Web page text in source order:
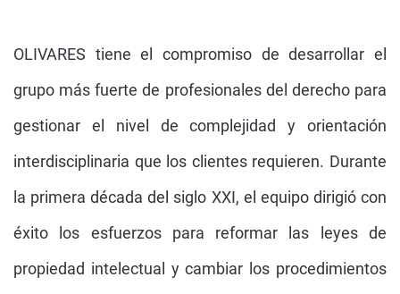
OLIVARES tiene el compromiso de desarrollar el
grupo más fuerte de profesionales del derecho para
gestionar el nivel de complejidad y orientación
interdisciplinaria que los clientes requieren. Durante
la primera década del siglo XXI, el equipo dirigió con
éxito los esfuerzos para reformar las leyes de
propiedad intelectual y cambiar los procedimientos